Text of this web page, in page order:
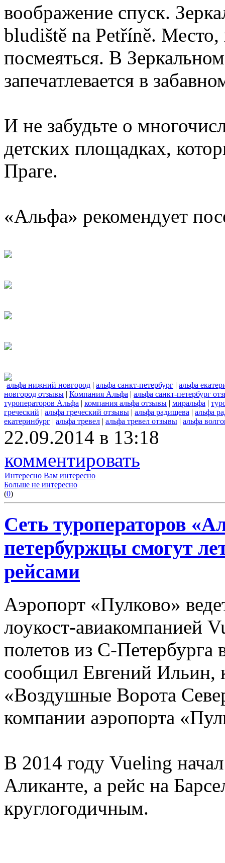
воображение спуск.
bludiště na Petříně. Место,
посмеяться. В
запечатлевается в
И не забудьте о
детских площадках,
Праге.
«Альфа» рекомендует
альфа нижний новгород | альфа санкт-петербург | альфа
новгород отзывы | Компания Альфа | альфа санкт-петербург
туроператоров Альфа | компания альфа отзывы | миральфа |
греческий | альфа греческий отзывы | альфа радищева | альфа
екатеринбург | альфа тревел | альфа тревел отзывы | альфа
22.09.2014 в 13:18
комментировать
Интересно Вам интересно
Больше не интересно
(0)
Сеть туроператоров
петербуржцы смогут
рейсами
Аэропорт «Пулково»
лоукост-авиакомпанией
полетов из С-Петербурга
сообщил Евгений
«Воздушные Ворота
компании аэропорта
В 2014 году Vueling
Аликанте, а рейс на
круглогодичным.